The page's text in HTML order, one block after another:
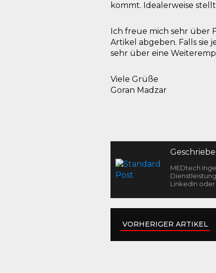
kommt. Idealerweise
Ich freue mich sehr über
Artikel abgeben. Falls sie
sehr über eine
Viele Grüße
Goran Madzar
MEDtech
LinkedIn
VORHERIGER ARTIKEL